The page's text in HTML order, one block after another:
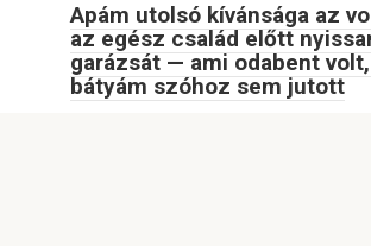
Apám utolsó kívánsága az
az egész család előtt
garázsát — ami odabent
bátyám szóhoz sem jutott